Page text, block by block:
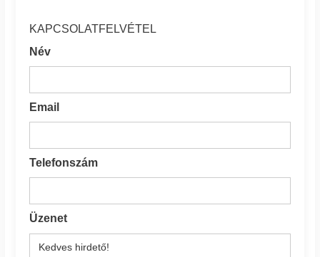
KAPCSOLATFELVÉTEL
Név
Email
Telefonszám
Üzenet